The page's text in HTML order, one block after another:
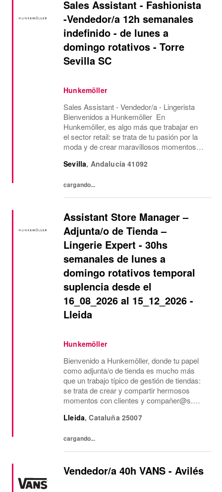
Sales Assistant - Fashionista
-Vendedor/a 12h semanales
indefinido - de lunes a
domingo rotativos - Torre
Sevilla SC
Hunkemöller
Sales Assistant - Vendedor/a - Lingerista
Bienvenidos a Hunkemöller En
Hunkemöller, es algo más que trabajar en
el sector retail: se trata de tu pasión por la
moda y de crear maravillosos momentos
Juntos creamos un entorno de trabajo
Sevilla, Andalucía 41092
cargando...
Assistant Store Manager –
Adjunta/o de Tienda –
Lingerie Expert - 30hs
semanales de lunes a
domingo rotativos temporal
suplencia desde el
16_08_2026 al 15_12_2026 -
Lleida
Hunkemöller
Bienvenido a Hunkemöller, donde tu papel
como adjunta/o de tienda es mucho más
que un trabajo típico de gestión de tiendas:
se trata de crear y compartir hermosos
momentos con clientes y compañer@s.
inspirador en el que todos se sienten
Lleida,Cataluña 25007
cargando...
Vendedor/a 40h VANS - Avilés